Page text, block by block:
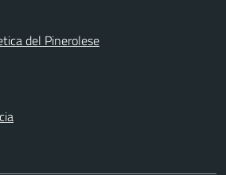
del Pinerolese